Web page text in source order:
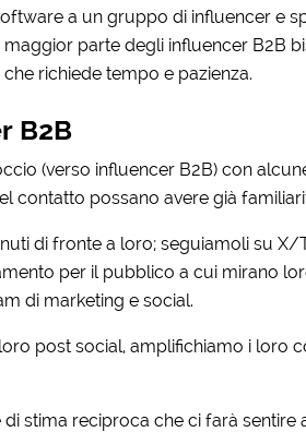
a un gruppo di influencer e
parte degli influencer B2B
richiede tempo e pazienza.
B2B
(verso influencer B2B) con
contatto possano avere già
di fronte a loro; seguiamoli su X/
per il pubblico a cui mirano
di marketing e social.
post social, amplifichiamo i loro
stima reciproca che ci farà sentire